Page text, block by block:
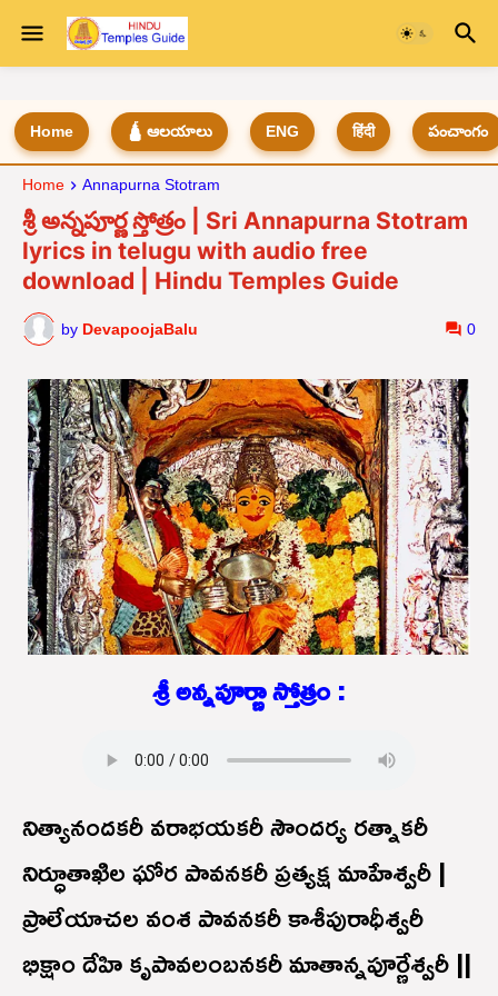
Home 🛕 ఆలయాలు ENG हिंदी పంచాంగం
Home Annapurna Stotram
శ్రీ అన్నపూర్ణ స్తోత్రం | Sri Annapurna Stotram
lyrics in telugu with audio free
download | Hindu Temples Guide
by DevapoojaBalu 0
శ్రీ అన్నపూర్ణా స్తోత్రం :
నిత్యానందకరీ వరాభయకరీ సౌందర్య రత్నాకరీ
నిర్ధూతాఖిల ఘోర పావనకరీ ప్రత్యక్ష మాహేశ్వరీ |
ప్రాలేయాచల వంశ పావనకరీ కాశీపురాధీశ్వరీ
భిక్షాం దేహి కృపావలంబనకరీ మాతాన్నపూర్ణేశ్వరీ ||